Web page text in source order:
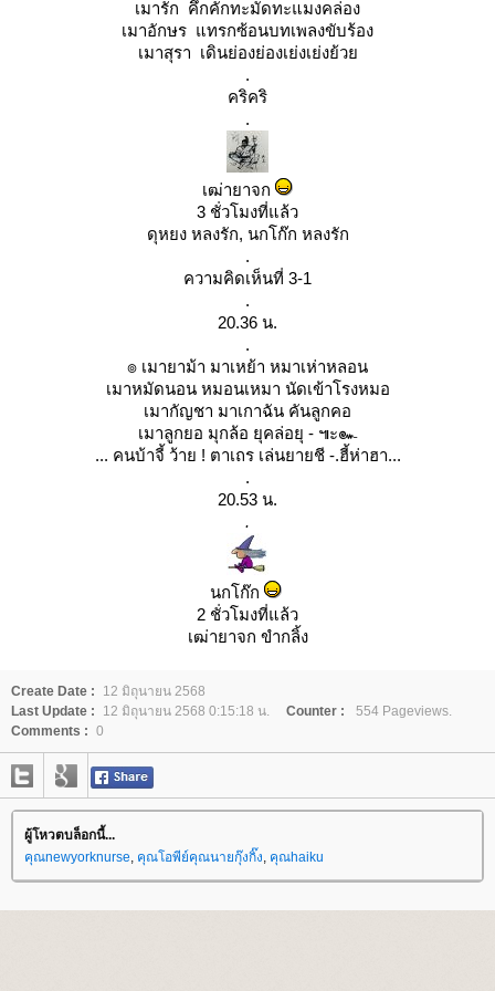
เมารัก คึกคักทะมัดทะแมงคล่อง
เมาอักษร แทรกซ้อนบทเพลงขับร้อง
เมาสุรา เดินย่องย่องเย่งเย่งย้ว
.
คริคริ
.
เฒ่ายาจก
3 ชั่วโมงที่แล้ว
ดุหยง หลงรัก, นกโก๊ก หลงรัก
.
ความคิดเห็นที่ 3-1
.
20.36 น.
.
๏ เมายาม้า มาเหย้า หมาเห่าหลอน
เมาหมัดนอน หมอนเหมา นัดเข้าโรงหมอ
เมากัญชา มาเกาฉัน คันลูกคอ
เมาลูกยอ มุกล้อ ยุคล่อยุ - ๚ะ๛
... คนบ้าจี้ ว้าย ! ตาเถร เล่นยายชี -.ฮี้ห่าฮา...
.
20.53 น.
.
นกโก๊ก
2 ชั่วโมงที่แล้ว
เฒ่ายาจก ขำกลิ้ง
Create Date :
12 มิถุนายน 2568
Last Update :
12 มิถุนายน 2568 0:15:18 น. Counter :
554 Pageviews.
Comments : 0
ผู้โหวตบล็อกนี้...
คุณnewyorknurse, คุณโอพีย์คุณนายกุ๊งกิ๊ง, คุณhaiku